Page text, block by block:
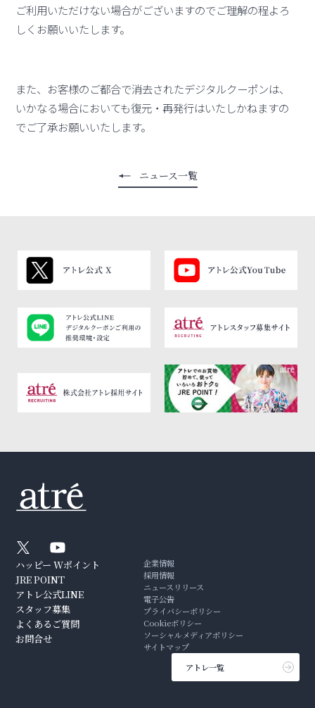
ご利用いただけない場合がございますのでご理解の程よろ
しくお願いいたします。
また、お客様のご都合で消去されたデジタルクーポンは、
いかなる場合においても復元・再発行はいたしかねますの
でご了承お願いいたします。
ニュース一覧
ハッピー Wポイント
JRE POINT
アトレ公式LINE
スタッフ募集
よくあるご質問
お問合せ
企業情報
採用情報
ニュースリリース
電子公告
プライバシーポリシー
Cookieポリシー
ソーシャルメディアポリシー
サイトマップ
アトレ一覧